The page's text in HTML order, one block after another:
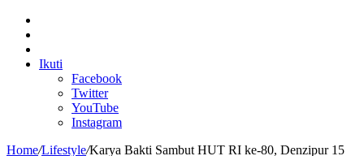
In
Ikuti
Facebook
Twitter
YouTube
Instagram
Home/Lifestyle/Karya Bakti Sambut HUT RI ke-80, Denzipur 15